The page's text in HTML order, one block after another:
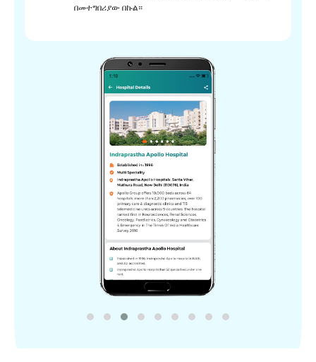
በመተግበሪያው በኩል።